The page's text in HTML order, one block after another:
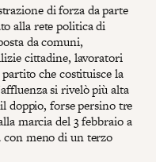
di forza da parte
alla rete politica di
da comuni,
cittadine, lavoratori
che costituisce la
si rivelò più alta
doppio, forse persino tre
marcia del 3 febbraio a
con meno di un terzo